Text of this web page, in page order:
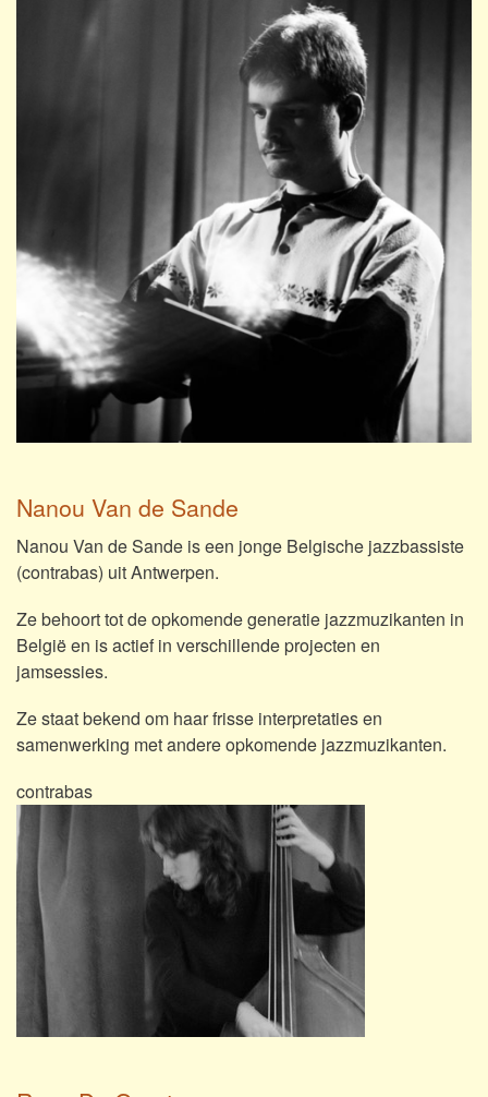
Nanou Van de Sande
Nanou Van de Sande is een jonge Belgische jazzbassiste
(contrabas) uit Antwerpen.
Ze behoort tot de opkomende generatie jazzmuzikanten in
België en is actief in verschillende projecten en
jamsessies.
Ze staat bekend om haar frisse interpretaties en
samenwerking met andere opkomende jazzmuzikanten.
contrabas